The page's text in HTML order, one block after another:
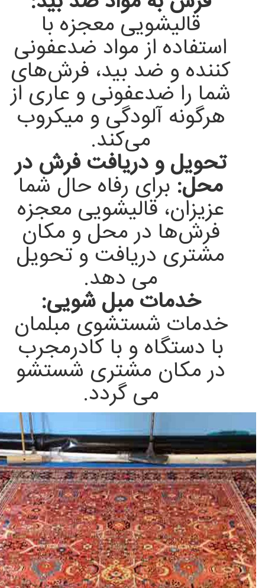
قالیشویی معجزه با
استفاده از مواد ضدعفونی
کننده و ضد بید، فرش‌های
شما را ضدعفونی و عاری از
هرگونه آلودگی و میکروب
می‌کند.
تحویل و دریافت فرش در
محل: برای رفاه حال شما
عزیزان، قالیشویی معجزه
فرش‌ها در محل و مکان
مشتری دریافت و تحویل
می دهد.
خدمات مبل شویی:
خدمات شستشوی مبلمان
با دستگاه و با کادرمجرب
در مکان مشتری شستشو
می گردد.